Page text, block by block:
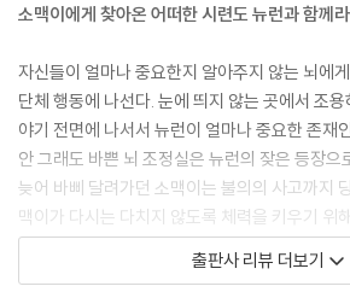
소맥이에게 찾아온 어떠한 시련도 뉴런과 함께
자신들이 얼마나 중요한지 알아주지 않는 뇌에
단체 행동에 나선다. 눈에 띄지 않는 곳에서 조
야기 전면에 나서서 뉴런이 얼마나 중요한 존재
안 그래도 바쁜 뇌 조정실은 뉴런의 잦은 등장으
늦어 바삐 달려가던 소맥이는 불의의 사고까지
맥이가 다시는 다치지 않도록 체력을 키우기 위
내는데… 과연 뉴런은 자존심을 회복하고, 뇌와
운동을 전~혀 안 하던 소맥이는 체육 대회에서
출판사 리뷰 더보기